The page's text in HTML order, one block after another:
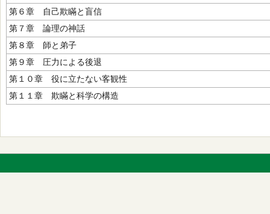
第６章 自己欺瞞と盲信
第７章 論理の神話
第８章 師と弟子
第９章 圧力による後退
第１０章 役に立たない客観性
第１１章 欺瞞と科学の構造